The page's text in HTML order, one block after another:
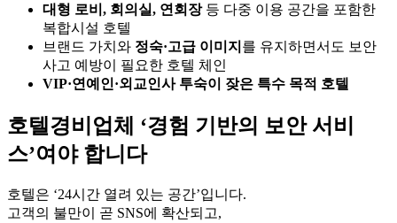
대형 로비, 회의실, 연회장등 다중 이용 공간을 포함한
복합시설 호텔
브랜드 가치와 정숙·고급 이미지 를 유지하면서도 보안
사고 예방이 필요한 호텔 체인
VIP·연예인·외교인사 투숙이 잦은 특수 목적 호텔
호텔경비업체 ‘경험 기반의 보안 서비
스’여야 합니다
호텔은 ‘24시간 열려 있는 공간’입니다.
고객의 불만이 곧 SNS에 확산되고,